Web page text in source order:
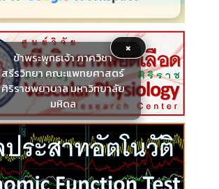
×
ข้าพระพุทธเจ้า ภาควิชา
สรีรวิทยา คณะแพทยศาสตร์
ศิริราชพยาบาล มหาวิทยาลัย
มหิดล